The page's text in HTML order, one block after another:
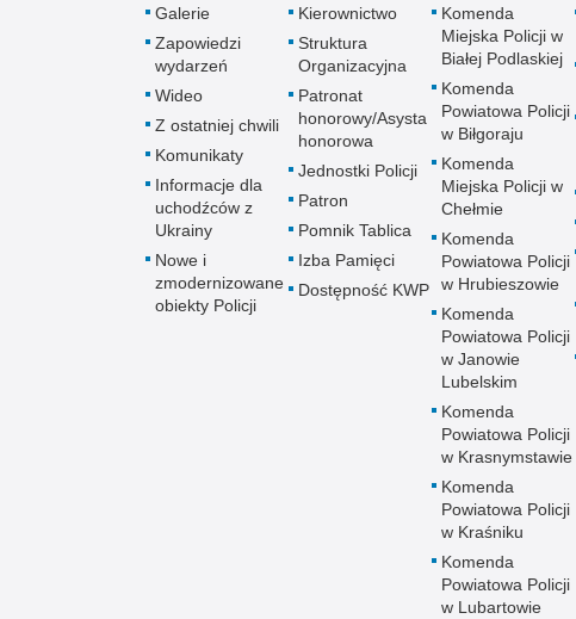
Galerie
Zapowiedzi
wydarzeń
Wideo
Z ostatniej chwili
Komunikaty
Informacje dla
uchodźców z
Ukrainy
Nowe i
zmodernizowane
obiekty Policji
Kierownictwo
Struktura
Organizacyjna
Patronat
honorowy/Asysta
honorowa
Jednostki Policji
Patron
Pomnik Tablica
Izba Pamięci
Dostępność KWP
Komenda
Miejska Policji w
Białej Podlaskiej
Komenda
Powiatowa Policji
w Biłgoraju
Komenda
Miejska Policji w
Chełmie
Komenda
Powiatowa Policji
w Hrubieszowie
Komenda
Powiatowa Policji
w Janowie
Lubelskim
Komenda
Powiatowa Policji
w Krasnymstawie
Komenda
Powiatowa Policji
w Kraśniku
Komenda
Powiatowa Policji
w Lubartowie